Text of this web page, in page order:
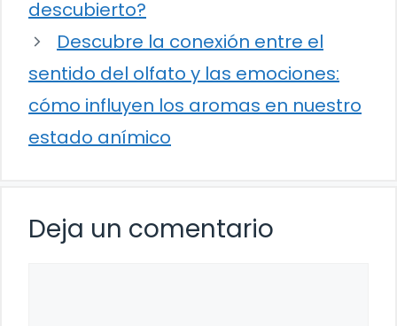
descubierto?
Descubre la conexión entre el
sentido del olfato y las emociones:
cómo influyen los aromas en nuestro
estado anímico
Deja un comentario